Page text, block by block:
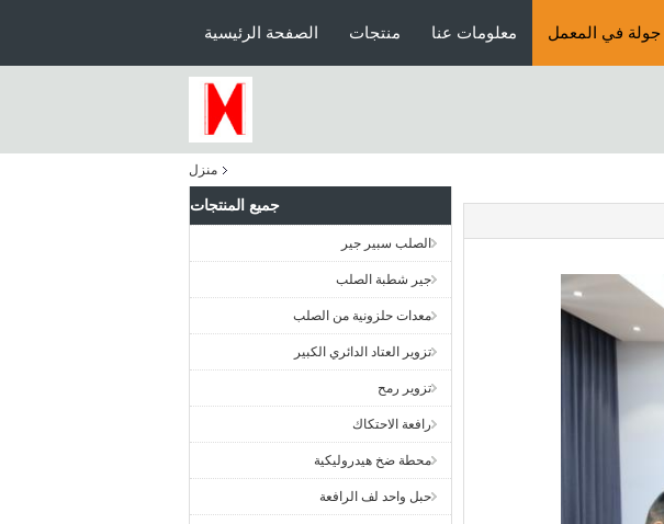
الصفحة الرئيسية منتجات معلومات عنا جولة في المعمل
منزل
جميع المنتجات
الصلب سبير جير
جير شطبة الصلب
معدات حلزونية من الصلب
تزوير العتاد الدائري الكبير
تزوير رمح
رافعة الاحتكاك
محطة ضخ هيدروليكية
حبل واحد لف الرافعة